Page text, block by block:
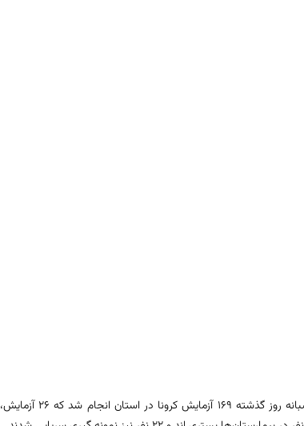
?معاون بهداشتی دانشگاه علوم پزشکی بیرجند با بیان اینکه در شبانه روز گذشته 169 آزمایش کرونا در استان انجام شد که 26 آزمایش،